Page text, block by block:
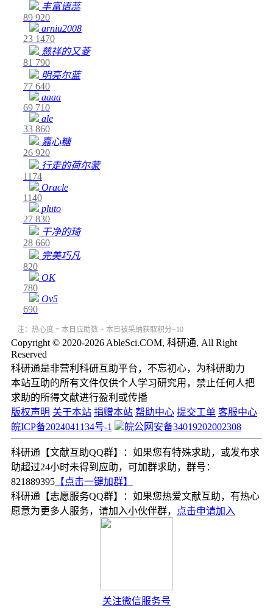
丰富语蕊
89 920
arniu2008
23 1470
慈祥的又菱
81 790
明亮尔蓝
77 640
aaaa
69 710
ale
33 860
嘉心糖
26 920
行走的荷尔蒙
1174
Oracle
1140
pluto
27 830
干净的琦
28 660
完美巧凡
820
OK
780
Ov5
690
注：热心度 = 本日应助数 + 本日被采纳获取积分÷10
Copyright © 2020-2026 AbleSci.COM, 科研通, All Right
Reserved
科研通是非营利科研互助平台，不忘初心，为科研助力
本站互助的所有文件仅供个人学习研究用，禁止任何人把
求助的所得文献进行盈利或传播
版权声明 关于本站 捐赠本站 帮助中心 提交工单 客服中心
皖ICP备2024041134号-1
皖公网安备34019202002308
科研通【文献互助QQ群】：如果您有特殊求助，或发布求
助超过24小时未得到应助，可加群求助，群号：
821889395 【点击一键加群】
科研通【志愿服务QQ群】：如果您热爱文献互助，有热心
愿意为更多人服务，请加入小伙伴群，
点击申请加入
关注微信服务号